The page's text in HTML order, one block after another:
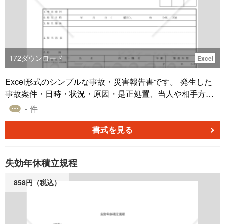
172ダウンロード Excel
Excel形式のシンプルな事故・災害報告書です。 発生した
事故案件・日時・状況・原因・是正処置、当人や相手方の
情報、見取り図など必要事項は記載してありますので、紙
や事件の時などでも使用できるので、都度変更しお使いく
ださい。
- 件
書式を見る
失効年休積立規程
858円（税込）